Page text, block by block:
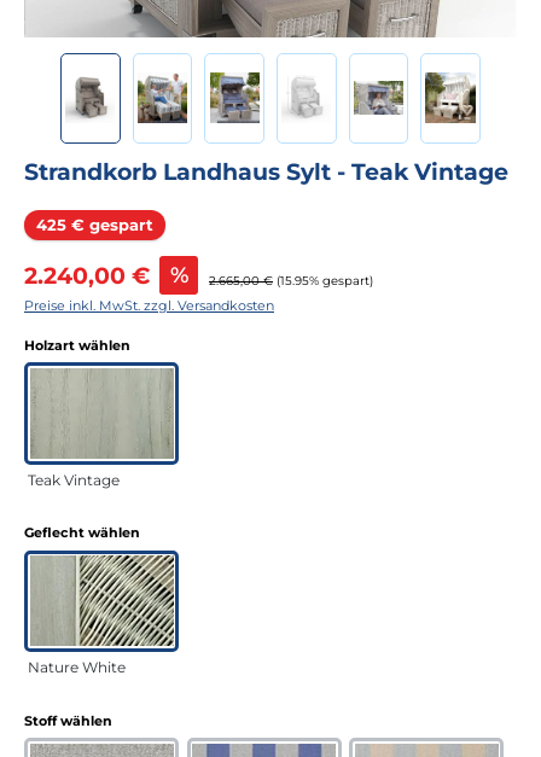
Strandkorb Landhaus Sylt - Teak Vintage
425 € gespart Rabatt
Verkaufspreis:
2.240,00 € % Regulärer Preis:
2.665,00 € (15.95% gespart)
Preise inkl. MwSt. zzgl. Versandkosten
Holzart wählen
Teak Vintage
Geflecht wählen
Nature White
Stoff wählen